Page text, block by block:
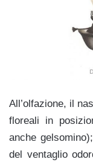
All’olfazione, il
floreali in
anche
del ventaglio